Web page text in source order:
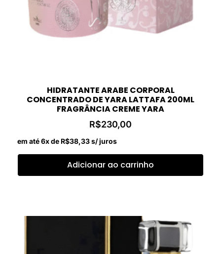
HIDRATANTE ARABE CORPORAL
CONCENTRADO DE YARA LATTAFA 200ML
FRAGRÂNCIA CREME YARA
R$230,00
em até 6x de R$38,33s/ juros
Adicionar ao carrinho